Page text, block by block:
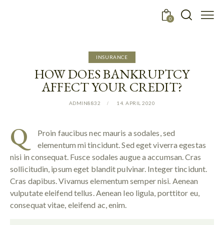
0
INSURANCE
HOW DOES BANKRUPTCY
AFFECT YOUR CREDIT?
ADMIN8832 14. APRIL 2020
Q
Proin faucibus nec mauris a sodales, sed
elementum mi tincidunt. Sed eget viverra egestas
nisi in consequat. Fusce sodales augue a accumsan. Cras
sollicitudin, ipsum eget blandit pulvinar. Integer tincidunt.
Cras dapibus. Vivamus elementum semper nisi. Aenean
vulputate eleifend tellus. Aenean leo ligula, porttitor eu,
consequat vitae, eleifend ac, enim.